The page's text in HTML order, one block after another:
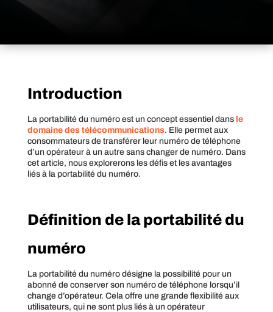
Introduction
La portabilité du numéro est un concept essentiel dans le
domaine des télécommunications. Elle permet aux
consommateurs de transférer leur numéro de téléphone
d’un opérateur à un autre sans changer de numéro. Dans
cet article, nous explorerons les défis et les avantages
liés à la portabilité du numéro.
Définition de la portabilité du
numéro
La portabilité du numéro désigne la possibilité pour un
abonné de conserver son numéro de téléphone lorsqu’il
change d’opérateur. Cela offre une grande flexibilité aux
utilisateurs, qui ne sont plus liés à un opérateur